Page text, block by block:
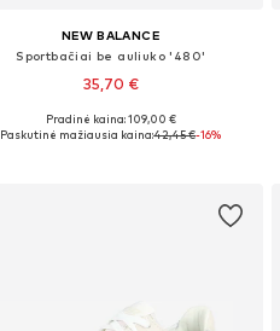
NEW BALANCE
Sportbačiai be auliuko '480'
35,70 €
Yra daugybė dydžių
Pradinė kaina: 109,00 €
Paskutinė mažiausia kaina:42,45 €-16%